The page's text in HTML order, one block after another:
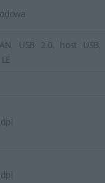
USB 2.0, host USB,